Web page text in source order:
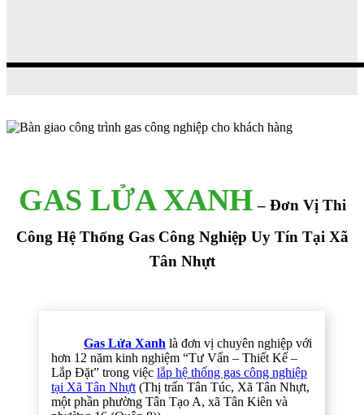
GAS LỬA XANH – Đơn Vị Thi
Công Hệ Thống Gas Công Nghiệp Uy Tín Tại Xã
Tân Nhựt
Gas Lửa Xanh là đơn vị chuyên nghiệp với
hơn 12 năm kinh nghiệm “Tư Vấn – Thiết Kế –
Lắp Đặt” trong việc lắp hệ thống gas công nghiệp
tại Xã Tân Nhựt (Thị trấn Tân Túc, Xã Tân Nhựt,
một phần phường Tân Tạo A, xã Tân Kiên và